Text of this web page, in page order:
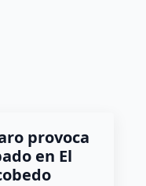
provoca
en El